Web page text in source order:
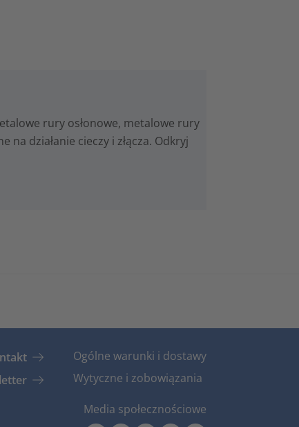
rury osłonowe, metalowe rury
na działanie cieczy i złącza. Odkryj
Ogólne warunki i dostawy
Wytyczne i zobowiązania
Media społecznościowe